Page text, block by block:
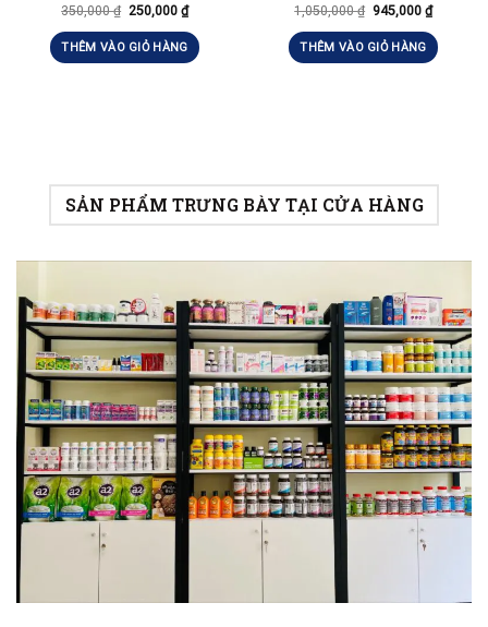
350,000₫ 250,000 ₫
THÊM VÀO GIỎ HÀNG
1,050,000₫ 945,000 ₫
THÊM VÀO GIỎ HÀNG
SẢN PHẨM TRƯNG BÀY TẠI CỬA HÀNG